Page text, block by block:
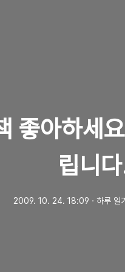
좋아하세
립니
2009. 10. 24. 18:09 ㆍ 하루